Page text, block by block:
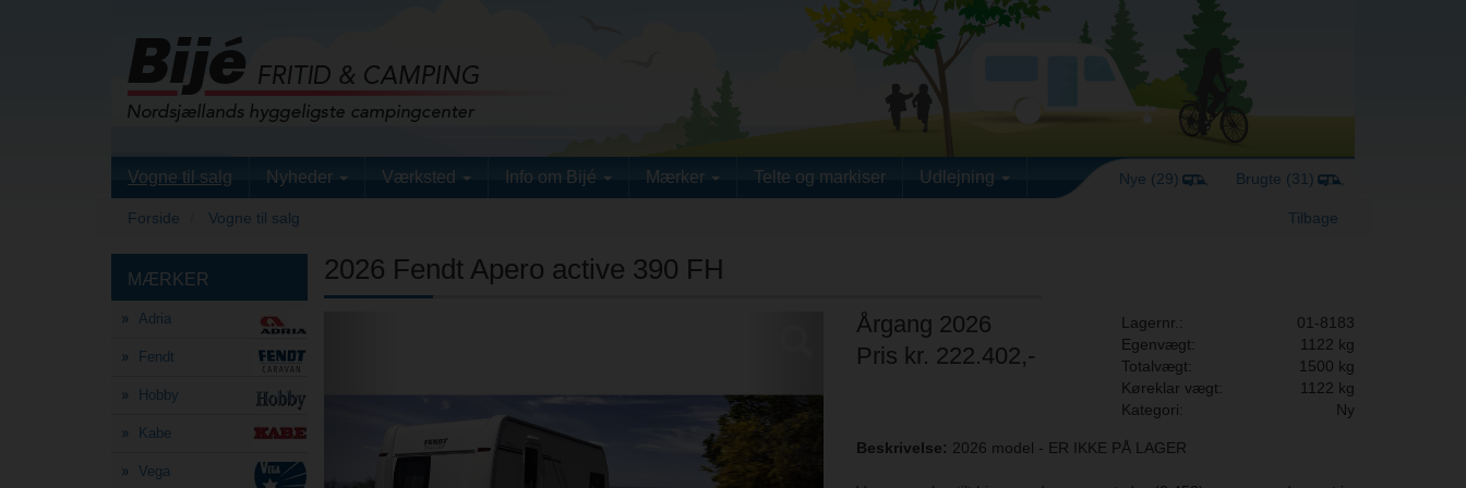
Vogne til salg Nyheder Værksted Info om Bijé Mærker Telte og markiser Udlejning Nye (29) Brugte (31)
Forside Vogne til salg Tilbage
2026 Fendt Apero active 390 FH
Årgang 2026
Pris kr. 222.402,-
Lagernr.:
01-8183
Egenvægt:
1122 kg
Totalvægt:
1500 kg
Køreklar vægt:
1122 kg
Kategori:
Ny
Beskrivelse: 2026 model - ER IKKE PÅ LAGER
MÆRKER
Adria
Fendt
Hobby
Kabe
Vega